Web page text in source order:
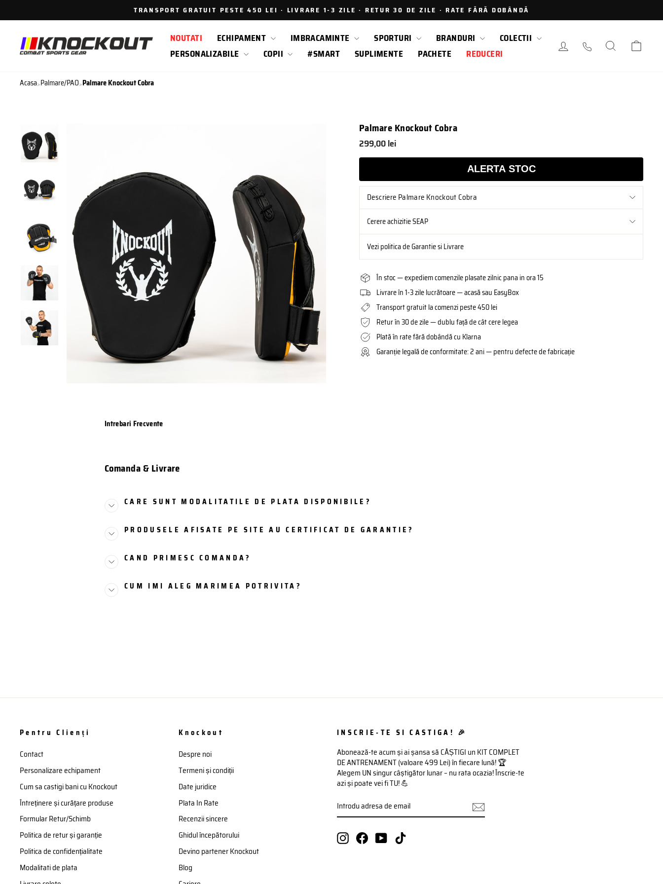
la
Intrerupe
prezentarea
TRANSPORT GRATUIT PESTE 450 LEI · LIVRARE 1-3 ZILE · RETUR 30 DE ZILE · RATE FĂRĂ DOBÂNDĂ
NOUTATI ECHIPAMENT IMBRACAMINTE SPORTURI BRANDURI
COLECTII
PERSONALIZABILE
COPII #SMART SUPLIMENTE PACHETE REDUCERI
AUTENTIFICARE /CAUTARE
Acasa>Palmare/PAO>Palmare Knockout Cobra
Palmare Knockout Cobra
Pret
obisnuit
299,00 lei
ALERTA STOC
Descriere Palmare Knockout Cobra
Cerere achizitie SEAP
Vezi politica de Garantie si Livrare
În stoc — expediem comenzile plasate zilnic pana in ora 15
Livrare în 1-3 zile lucrătoare — acasă sau EasyBox
Transport gratuit la comenzi peste 450 lei
Retur în 30 de zile — dublu față de cât cere legea
Plată în rate fără dobândă cu Klarna
Garanție legală de conformitate: 2 ani — pentru defecte de fabricație
Intrebari Frecvente
Comanda & Livrare
CARE SUNT MODALITATILE DE PLATA DISPONIBILE?
PRODUSELE AFISATE PE SITE AU CERTIFICAT DE GARANTIE?
CAND PRIMESC COMANDA?
CUM IMI ALEG MARIMEA POTRIVITA?
Pentru Clienți
Contact
Personalizare echipament
Cum sa castigi bani cu Knockout
Întreținere și curățare produse
Formular Retur/Schimb
Politica de retur și garanție
Politica de confidențialitate
Modalitati de plata
Knockout
Despre noi
Termeni și condiții
Date juridice
Plata In Rate
Recenzii sincere
Ghidul începătorului
Devino partener Knockout
Blog
INSCRIE-TE SI CASTIGA! 🎉
Abonează-te acum și ai șansa să CÂȘTIGI un KIT COMPLET
DE ANTRENAMENT (valoare 499 Lei) în fiecare lună! 🏆
Alegem UN singur câștigător lunar – nu rata ocazia! Înscrie-te
azi și poate vei fi TU! 💪
ADRESA
DE
VA
InstagramFacebookYouTube